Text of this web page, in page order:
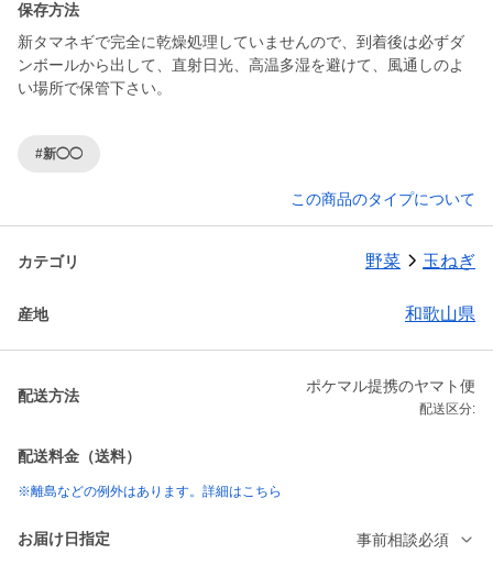
保存方法
新タマネギで完全に乾燥処理していませんので、到着後は必ずダ
ンボールから出して、直射日光、高温多湿を避けて、風通しのよ
い場所で保管下さい。
#新◯◯
この商品のタイプについて
カテゴリ 野菜 玉ねぎ
産地 和歌山県
配送方法
ポケマル提携のヤマト便
配送区分:
配送料金（送料）
※離島などの例外はあります。詳細はこちら
お届け日指定 事前相談必須